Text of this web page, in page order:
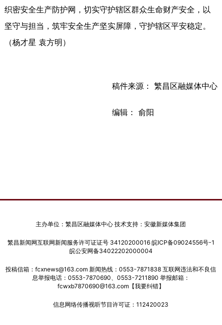
织密安全生产防护网，切实守护辖区群众生命财产安全，以
坚守与担当，筑牢安全生产坚实屏障，守护辖区平安稳定。
（杨才星 袁方明）
稿件来源： 繁昌区融媒体中心
编辑： 俞阳
主办单位：繁昌区融媒体中心 技术支持：安徽新媒体集团
繁昌新闻网互联网新闻服务许可证证号 34120200016 皖ICP备09024556号-1
皖公安网备34022202000004
投稿信箱：fcxnews@163.com 新闻热线：0553-7871838 互联网违法和不良信
息举报电话：0553-7870690、0553-7211890 举报邮箱：
fcwxb7870690@163.com【我要纠错】
信息网络传播视听节目许可证：112420023